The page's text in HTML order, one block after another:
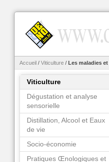
Accueil / Viticulture / Les maladies
Viticulture
Dégustation et analyse
sensorielle
Distillation, Alcool et Eaux
de vie
Socio-économie
Pratiques Œnologiques et